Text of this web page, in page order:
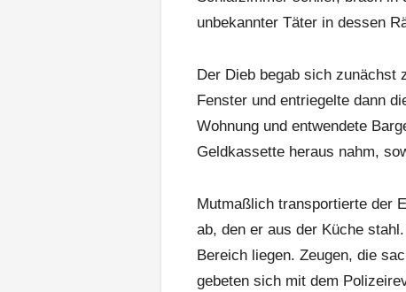
unbekannter Täter in dessen
Der Dieb begab sich zunächst
Fenster und entriegelte dann
Wohnung und entwendete
Geldkassette heraus nahm,
Mutmaßlich transportierte der
ab, den er aus der Küche
Bereich liegen. Zeugen, die
gebeten sich mit dem